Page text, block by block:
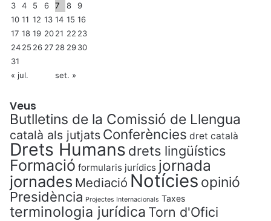
3
4 5 6 7 8
9
10 11 12 13 14 15 16
17 18 19 2021 22 23
2425 26 27 28 2930
31
« jul.
set. »
Veus
Butlletins de la Comissió de Llengua
català als jutjats Conferències dret català
Drets Humans drets lingüístics
Formació formularis jurídics jornada
jornades Mediació Notícies opinió
Presidència Projectes Internacionals Taxes
terminologia jurídica Torn d'Ofici